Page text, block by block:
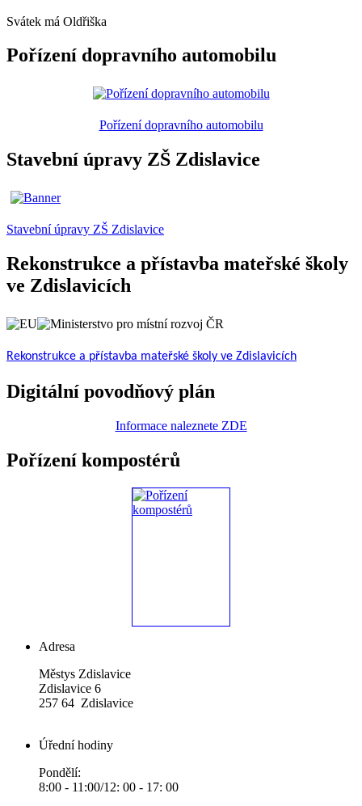
Svátek má Oldřiška
Pořízení dopravního automobilu
Pořízení dopravního automobilu
Stavební úpravy ZŠ Zdislavice
Stavební úpravy ZŠ Zdislavice
Rekonstrukce a přístavba mateřské školy
ve Zdislavicích
Rekonstrukce a přístavba mateřské školy ve Zdislavicích
Digitální povodňový plán
Informace naleznete ZDE
Pořízení kompostérů
Adresa
Městys Zdislavice
Zdislavice 6
257 64 Zdislavice
Úřední hodiny
Pondělí:
8:00 - 11:00/12: 00 - 17: 00